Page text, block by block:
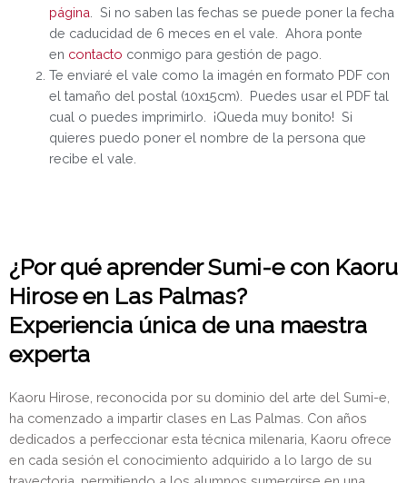
página . Si no saben las fechas se puede poner la fecha
de caducidad de 6 meces en el vale. Ahora ponte
en contacto conmigo para gestión de pago.
Te enviaré el vale como la imagén en formato PDF con
el tamaño del postal (10x15cm). Puedes usar el PDF tal
cual o puedes imprimirlo. ¡Queda muy bonito! Si
quieres puedo poner el nombre de la persona que
recibe el vale.
¿Por qué aprender Sumi-e con Kaoru
Hirose en Las Palmas?
Experiencia única de una maestra
experta
Kaoru Hirose, reconocida por su dominio del arte del Sumi-e,
ha comenzado a impartir clases en Las Palmas. Con años
dedicados a perfeccionar esta técnica milenaria, Kaoru ofrece
en cada sesión el conocimiento adquirido a lo largo de su